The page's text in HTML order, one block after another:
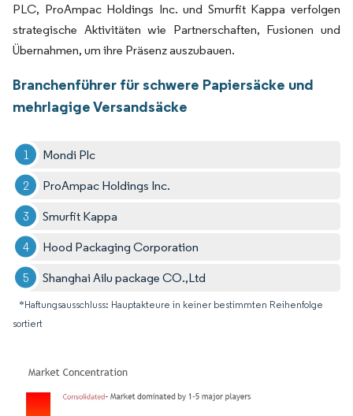
PLC, ProAmpac Holdings Inc. und Smurfit Kappa verfolgen
strategische Aktivitäten wie Partnerschaften, Fusionen und
Übernahmen, um ihre Präsenz auszubauen.
Branchenführer für schwere Papiersäcke und
mehrlagige Versandsäcke
Mondi Plc
ProAmpac Holdings Inc.
Smurfit Kappa
Hood Packaging Corporation
Shanghai Ailu package CO.,Ltd
*Haftungsausschluss: Hauptakteure in keiner bestimmten Reihenfolge
sortiert